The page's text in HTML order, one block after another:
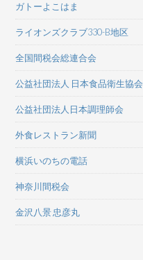
ガトーよこはま
ライオンズクラブ330-B地区
全国間税会総連合会
公益社団法人 日本食品衛生協会
公益社団法人日本調理師会
外食レストラン新聞
横浜いのちの電話
神奈川間税会
金沢八景 忠彦丸